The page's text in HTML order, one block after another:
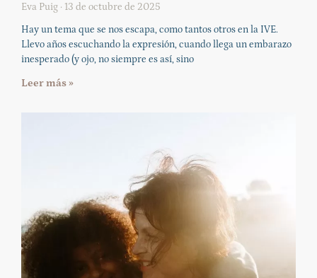
Eva Puig
13 de octubre de 2025
Hay un tema que se nos escapa, como tantos otros en la IVE.
Llevo años escuchando la expresión, cuando llega un embarazo
inesperado (y ojo, no siempre es así, sino
Leer más »